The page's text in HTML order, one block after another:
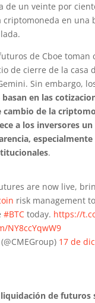
de un veinte por
en una
de Cboe toman
de cierre de la casa
Sin embargo,
basan en las
cambio de la
a los inversores
especialmente
.
are now live,
risk management
#BTCtoday. https://
NY8ccYqwW9
17 de
de futuros